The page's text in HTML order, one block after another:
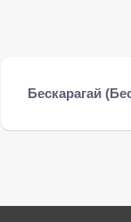
Бескарагай